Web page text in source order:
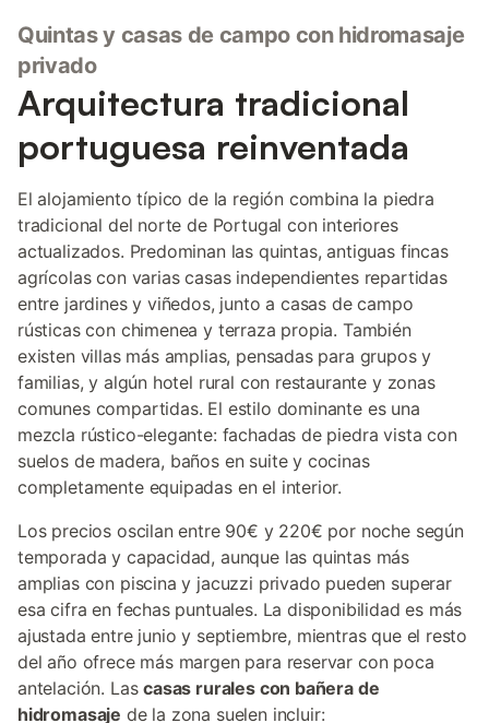
Quintas y casas de campo con hidromasaje
privado
Arquitectura tradicional
portuguesa reinventada
El alojamiento típico de la región combina la piedra
tradicional del norte de Portugal con interiores
actualizados. Predominan las quintas, antiguas fincas
agrícolas con varias casas independientes repartidas
entre jardines y viñedos, junto a casas de campo
rústicas con chimenea y terraza propia. También
existen villas más amplias, pensadas para grupos y
familias, y algún hotel rural con restaurante y zonas
comunes compartidas. El estilo dominante es una
mezcla rústico-elegante: fachadas de piedra vista con
suelos de madera, baños en suite y cocinas
completamente equipadas en el interior.
Los precios oscilan entre 90€ y 220€ por noche según
temporada y capacidad, aunque las quintas más
amplias con piscina y jacuzzi privado pueden superar
esa cifra en fechas puntuales. La disponibilidad es más
ajustada entre junio y septiembre, mientras que el resto
del año ofrece más margen para reservar con poca
antelación. Lascasas rurales con bañera de
hidromasaje de la zona suelen incluir: